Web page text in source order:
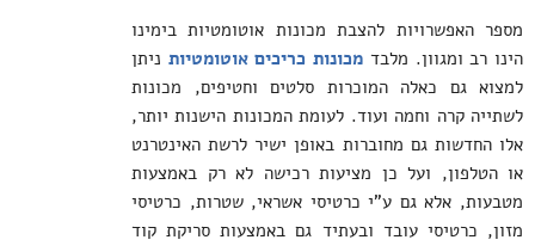
מספר האפשרויות להצבת מכונות אוטומטיות בימינו
הינו רב ומגוון. מלבד מכונות כריכים אוטומטיות ניתן
למצוא גם כאלה המוכרות סלטים וחטיפים, מכונות
לשתייה קרה וחמה ועוד. לעומת המכונות הישנות יותר,
אלו החדשות גם מחוברות באופן ישיר לרשת האינטרנט
או הטלפון, ועל כן מציעות רכישה לא רק באמצעות
מטבעות, אלא גם ע"י כרטיסי אשראי, שטרות, כרטיסי
מזון, כרטיסי עובד ובעתיד גם באמצעות סריקת קוד